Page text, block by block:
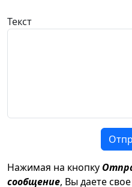
Текст
Нажимая на кнопку
сообщение, Вы даете свое